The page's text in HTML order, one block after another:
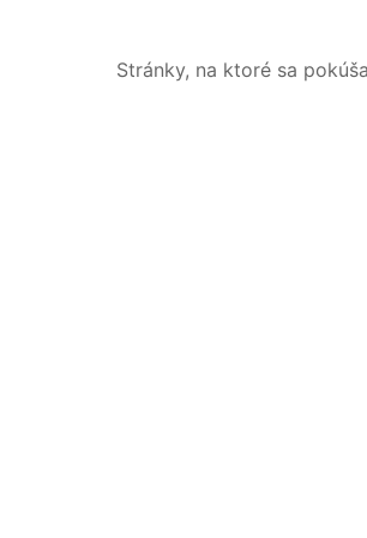
Stránky, na ktoré sa